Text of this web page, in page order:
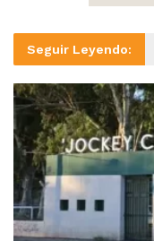
Seguir Leyendo: